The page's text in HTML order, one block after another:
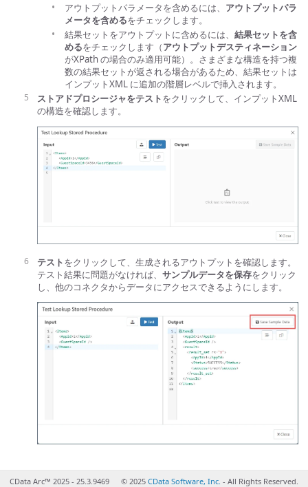
アウトプットパラメータを含めるには、 アウトプットパラ
メータを含めるをチェックします。
結果セットをアウトプットに含めるには、 結果セットを含
めるをチェックします（アウトプットデスティネーション
がXPath の場合のみ適用可能）。さまざまな構造を持つ複
数の結果セットが返される場合があるため、結果セットは
インプットXML に追加の階層レベルで挿入されます。
ストアドプロシージャをテストをクリックして、インプットXML
の構造を確認します。
テストをクリックして、生成されるアウトプットを確認します。
テスト結果に問題がなければ、 サンプルデータを保存をクリック
し、他のコネクタからデータにアクセスできるようにします。
CData Arc™ 2025 - 25.3.9469 © 2025 CData Software, Inc. - All Rights Reserved.